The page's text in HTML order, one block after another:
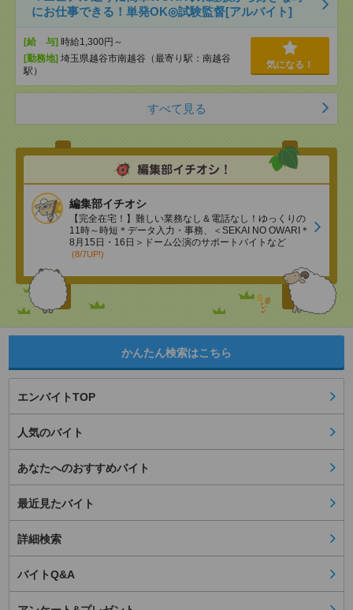
にお仕事できる！単発OK◎試験監督[アルバイト]
[給 与] 時給1,300円～
[勤務地] 埼玉県越谷市南越谷（最寄り駅：南越谷
駅）
気になる！
すべて見る
編集部イチオシ
【完全在宅！】難しい業務なし＆電話なし！ゆっくりの
11時～時短＊データ入力・事務、＜SEKAI NO OWARI＊
8月15日・16日＞ドーム公演のサポートバイトなど
(8/7UP!)
かんたん検索はこちら
エンバイトTOP
人気のバイト
あなたへのおすすめバイト
最近見たバイト
詳細検索
バイトQ&A